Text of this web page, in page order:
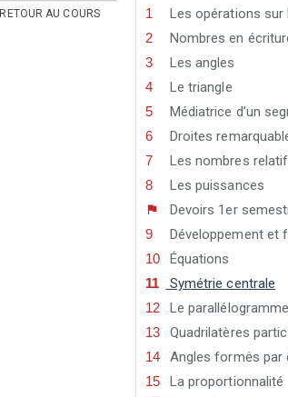
RETOUR AU COURS
Les opérations sur les
Nombres en
Les angles
Le triangle
Médiatrice d’un segment et
Droites
Les nombres
Les puissances
Devoirs 1er
Développement et
Équations
Symétrie centrale
Le parallélogramme
Quadrilatères
Angles formės par deux droites
La proportionnalité